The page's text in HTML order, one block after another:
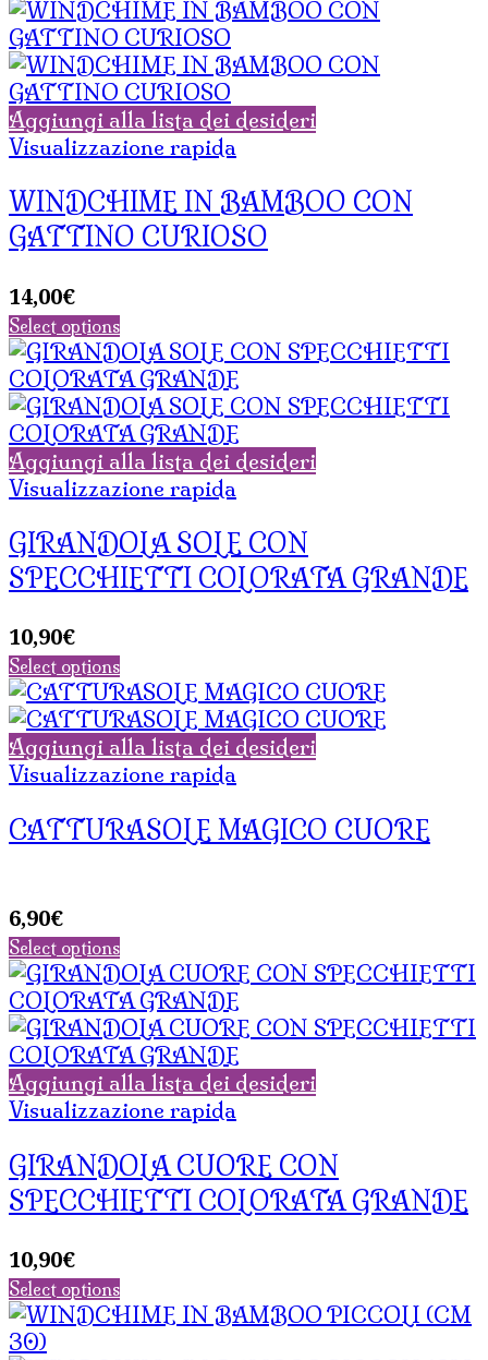
Aggiungi alla lista dei desideri
Visualizzazione rapida
WINDCHIME IN BAMBOO CON
GATTINO CURIOSO
14,00€
Select options
Aggiungi alla lista dei desideri
Visualizzazione rapida
GIRANDOLA SOLE CON
SPECCHIETTI COLORATA GRANDE
10,90€
Select options
Aggiungi alla lista dei desideri
Visualizzazione rapida
CATTURASOLE MAGICO CUORE
6,90€
Select options
Aggiungi alla lista dei desideri
Visualizzazione rapida
GIRANDOLA CUORE CON
SPECCHIETTI COLORATA GRANDE
10,90€
Select options